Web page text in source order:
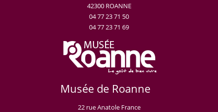
42300 ROANNE
04 77 23 71 50
04 77 23 71 69
Musée de Roanne
22 rue Anatole France